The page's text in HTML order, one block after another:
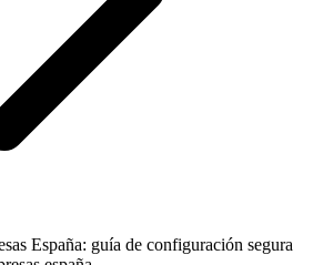
España: guía de configuración segura